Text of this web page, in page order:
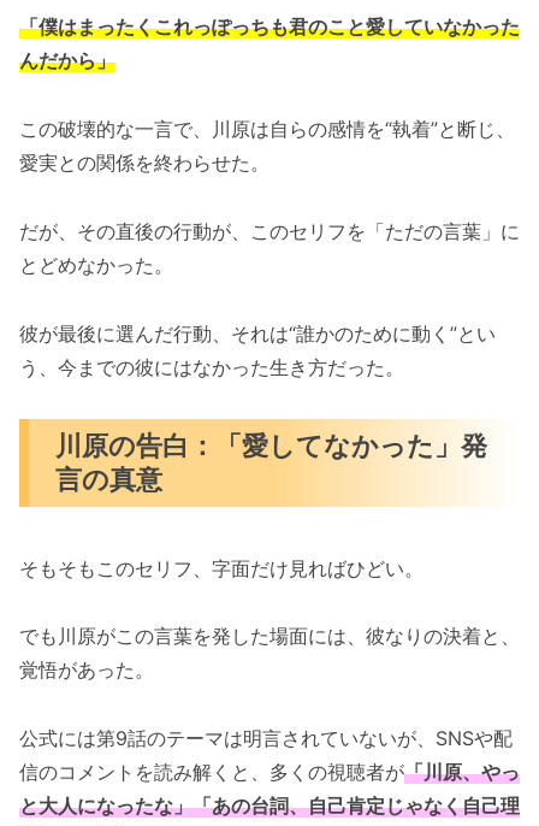
「僕はまったくこれっぽっちも君のこと愛していなかった
んだから」
この破壊的な一言で、川原は自らの感情を“執着”と断じ、
愛実との関係を終わらせた。
だが、その直後の行動が、このセリフを「ただの言葉」に
とどめなかった。
彼が最後に選んだ行動、それは“誰かのために動く”とい
う、今までの彼にはなかった生き方だった。
川原の告白：「愛してなかった」発
言の真意
そもそもこのセリフ、字面だけ見ればひどい。
でも川原がこの言葉を発した場面には、彼なりの決着と、
覚悟があった。
公式には第9話のテーマは明言されていないが、SNSや配
信のコメントを読み解くと、多くの視聴者が「川原、やっ
と大人になったな」「あの台詞、自己肯定じゃなく自己理